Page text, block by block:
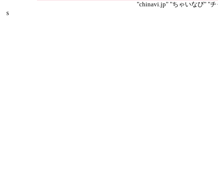
"chinavi.jp" "ちゃいなび" "
s